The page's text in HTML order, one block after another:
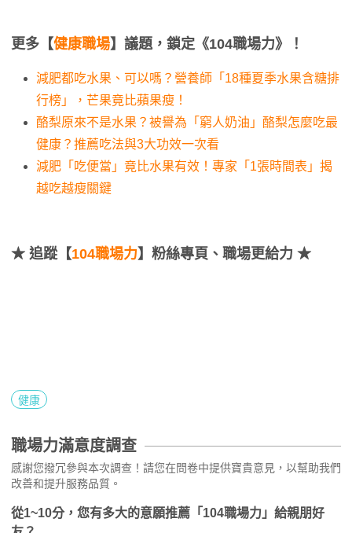
更多【健康職場】議題，鎖定《104職場力》！
減肥都吃水果、可以嗎？營養師「18種夏季水果含糖排
行榜」，芒果竟比蘋果瘦！
酪梨原來不是水果？被譽為「窮人奶油」酪梨怎麼吃最
健康？推薦吃法與3大功效一次看
減肥「吃便當」竟比水果有效！專家「1張時間表」揭
越吃越瘦關鍵
★ 追蹤【104職場力】粉絲專頁、職場更給力 ★
健康
職場力滿意度調查
感謝您撥冗參與本次調查！請您在問卷中提供寶貴意見，以幫助我們
改善和提升服務品質。
從1~10分，您有多大的意願推薦「104職場力」給親朋好